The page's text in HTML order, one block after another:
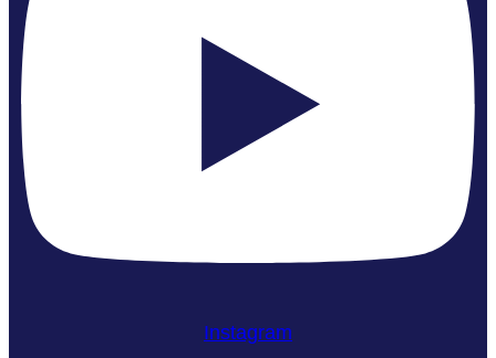
Instagram